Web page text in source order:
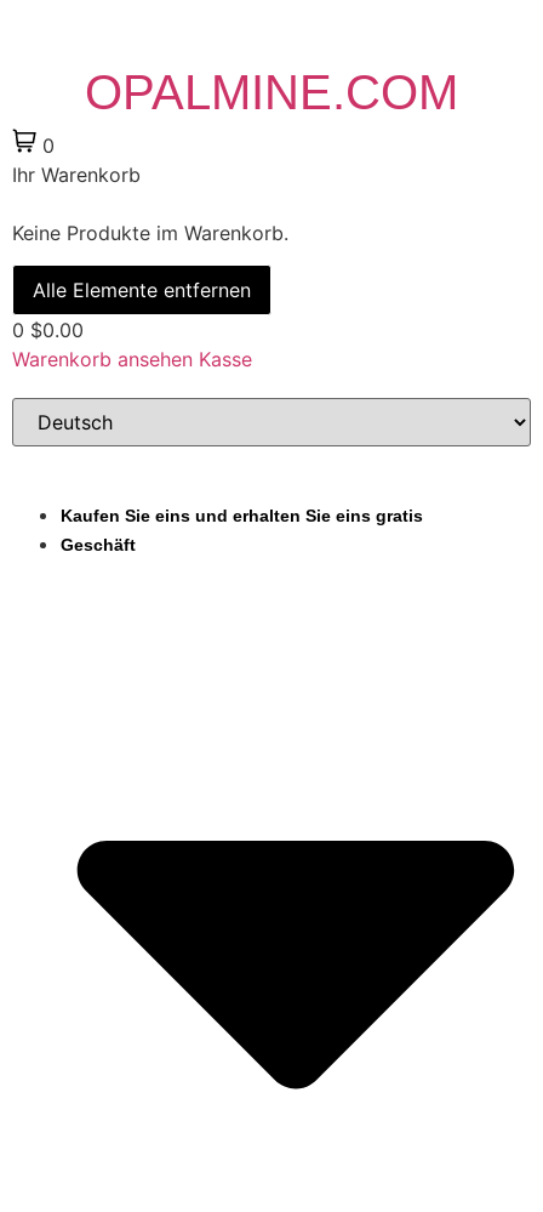
OPALMINE.COM
0
Ihr Warenkorb
Keine Produkte im Warenkorb.
Alle Elemente entfernen
0 $0.00
Warenkorb ansehen Kasse
Kaufen Sie eins und erhalten Sie eins gratis
Geschäft